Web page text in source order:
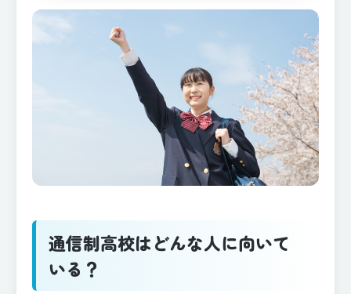
通信制高校はどんな人に向いて
いる？